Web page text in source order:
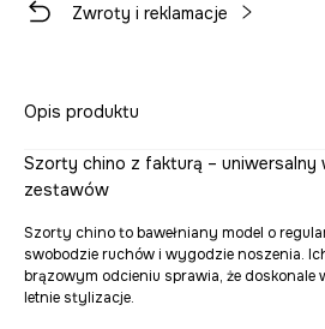
Zwroty i reklamacje
Opis produktu
Szorty chino z fakturą – uniwersalny
zestawów
Szorty chino to bawełniany model o
swobodzie ruchów i wygodzie noszenia.
brązowym odcieniu sprawia, że doskonale
letnie stylizacje.